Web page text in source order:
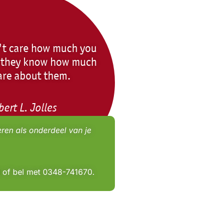
care how much you
know how much
about them.
L. Jolles
als onderdeel van je
bel met 0348-741670.